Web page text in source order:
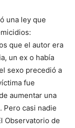
una ley que
que el autor era
un ex o había
sexo precedió a
fue
aumentar una
Pero casi nadie
Observatorio de